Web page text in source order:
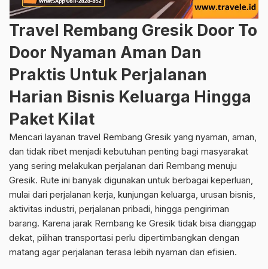
Travel Rembang Gresik Door To
Door Nyaman Aman Dan
Praktis Untuk Perjalanan
Harian Bisnis Keluarga Hingga
Paket Kilat
Mencari layanan travel Rembang Gresik yang nyaman, aman,
dan tidak ribet menjadi kebutuhan penting bagi masyarakat
yang sering melakukan perjalanan dari Rembang menuju
Gresik. Rute ini banyak digunakan untuk berbagai keperluan,
mulai dari perjalanan kerja, kunjungan keluarga, urusan bisnis,
aktivitas industri, perjalanan pribadi, hingga pengiriman
barang. Karena jarak Rembang ke Gresik tidak bisa dianggap
dekat, pilihan transportasi perlu dipertimbangkan dengan
matang agar perjalanan terasa lebih nyaman dan efisien.